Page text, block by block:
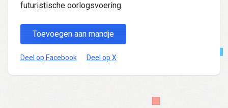
futuristische oorlogsvoering.
Toevoegen aan mandje
Deel op Facebook Deel op X